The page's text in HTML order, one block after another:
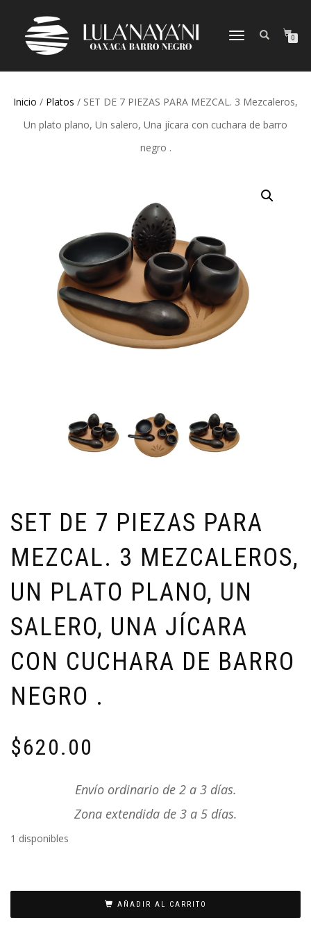
CAMBIAR
0
Inicio / Platos / SET DE 7 PIEZAS PARA MEZCAL. 3 Mezcaleros,
Un plato plano, Un salero, Una jícara con cuchara de barro
negro .
SET DE 7 PIEZAS PARA
MEZCAL. 3 MEZCALEROS,
UN PLATO PLANO, UN
SALERO, UNA JÍCARA
CON CUCHARA DE BARRO
NEGRO .
$620.00
Envío ordinario de 2 a 3 días.
Zona extendida de 3 a 5 días.
1 disponibles
AÑADIR AL CARRITO